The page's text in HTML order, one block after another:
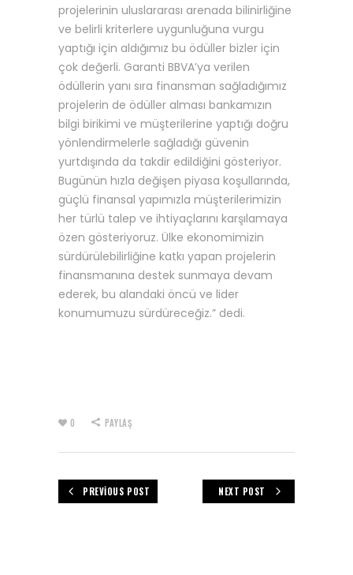
projelerinin uluslararası arenada bilinirliğine
ve belirli kriterlere uygunluğuna vurgu
yaptığı için aldığımız bu ödüller bizler için
çok değerli. Garanti BBVA’ya verilen
ödüllerin yanı sıra finansman sağladığımız
projelerin de ödüller alması bankamızın
bilgi birikimi ve müşterilerine yaptığı doğru
yönlendirmelerle sağladığı güvenin
yurtdışında da takdir edildiğini gösteriyor.
Bugünün hızla değişen piyasa koşullarında,
güçlü finansal yapımızla müşterilerimizin
her türlü talep ve ihtiyaçlarını karşılamaya
özen gösteriyoruz. Ülke ekonomimizin
sürdürülebilirliğine katkı yapan projelerin
finansmanına destek sunmaya devam
ederek, bu alandaki öncü ve lider
konumumuzu sürdüreceğiz.” dedi.
0 PAYLAŞ
PREVIOUS POST NEXT POST